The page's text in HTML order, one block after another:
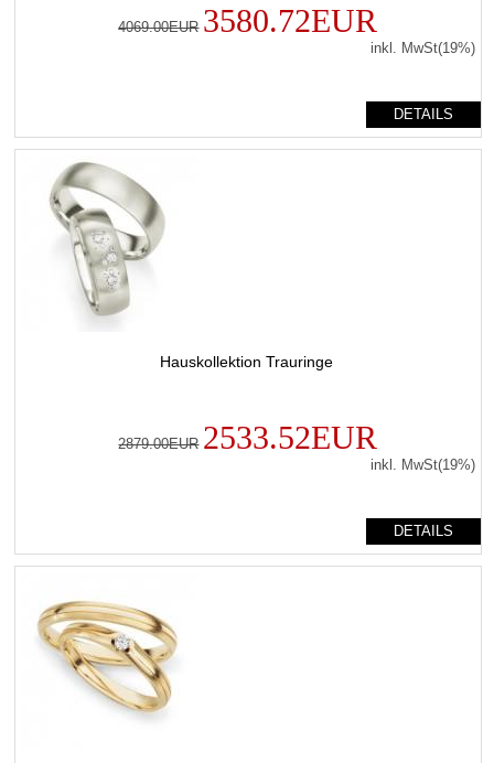
4069.00EUR 3580.72EUR
inkl. MwSt(19%)
DETAILS
Hauskollektion Trauringe
2879.00EUR 2533.52EUR
inkl. MwSt(19%)
DETAILS